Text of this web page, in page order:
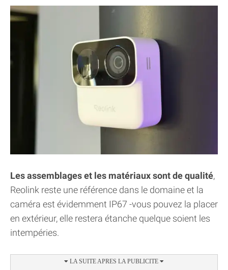
Les assemblages et les matériaux sont de qualité,
Reolink reste une référence dans le domaine et la
caméra est évidemment IP67 -vous pouvez la placer
en extérieur, elle restera étanche quelque soient les
intempéries.